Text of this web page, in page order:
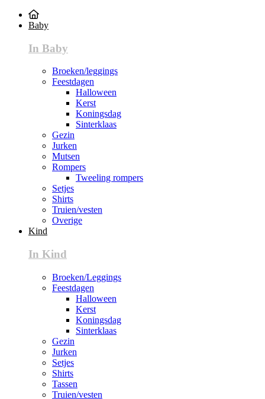
Baby
In Baby
Broeken/leggings
Feestdagen
Halloween
Kerst
Koningsdag
Sinterklaas
Gezin
Jurken
Mutsen
Rompers
Tweeling rompers
Setjes
Shirts
Truien/vesten
Overige
Kind
In Kind
Broeken/Leggings
Feestdagen
Halloween
Kerst
Koningsdag
Sinterklaas
Gezin
Jurken
Setjes
Shirts
Tassen
Truien/vesten